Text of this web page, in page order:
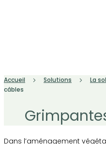
Accueil Solutions La
câbles
Dans l’aménagement